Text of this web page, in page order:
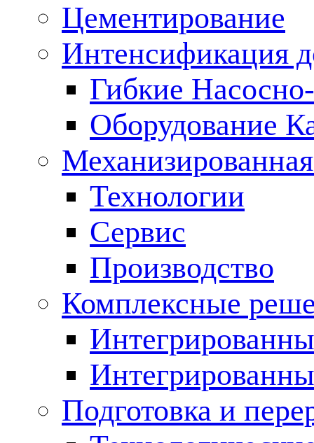
Цементирование
Интенсификация
Гибкие
Оборудование
Технологии
Сервис
Производство
Комплексные
Подготовка и